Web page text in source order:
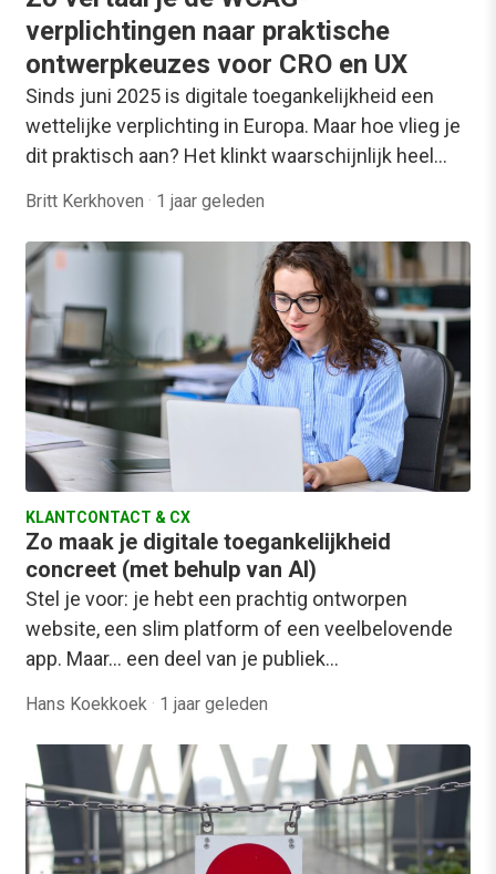
verplichtingen naar praktische
ontwerpkeuzes voor CRO en UX
Sinds juni 2025 is digitale toegankelijkheid een
wettelijke verplichting in Europa. Maar hoe vlieg je
dit praktisch aan? Het klinkt waarschijnlijk heel…
Britt Kerkhoven · 1 jaar geleden
KLANTCONTACT & CX
Zo maak je digitale toegankelijkheid
concreet (met behulp van AI)
Stel je voor: je hebt een prachtig ontworpen
website, een slim platform of een veelbelovende
app. Maar… een deel van je publiek…
Hans Koekkoek · 1 jaar geleden